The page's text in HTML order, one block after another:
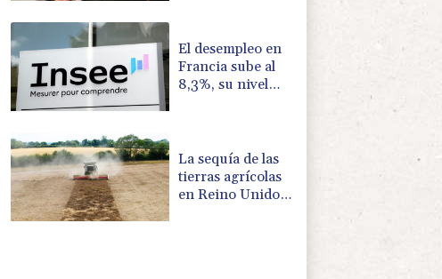
El desempleo en
Francia sube al
8,3%, su nivel
La sequía de las
tierras agrícolas
en Reino Unido